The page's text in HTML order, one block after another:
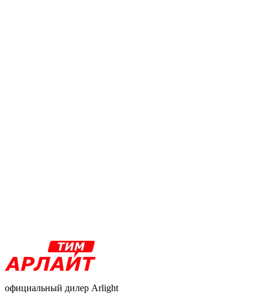
официальный дилер Arlight